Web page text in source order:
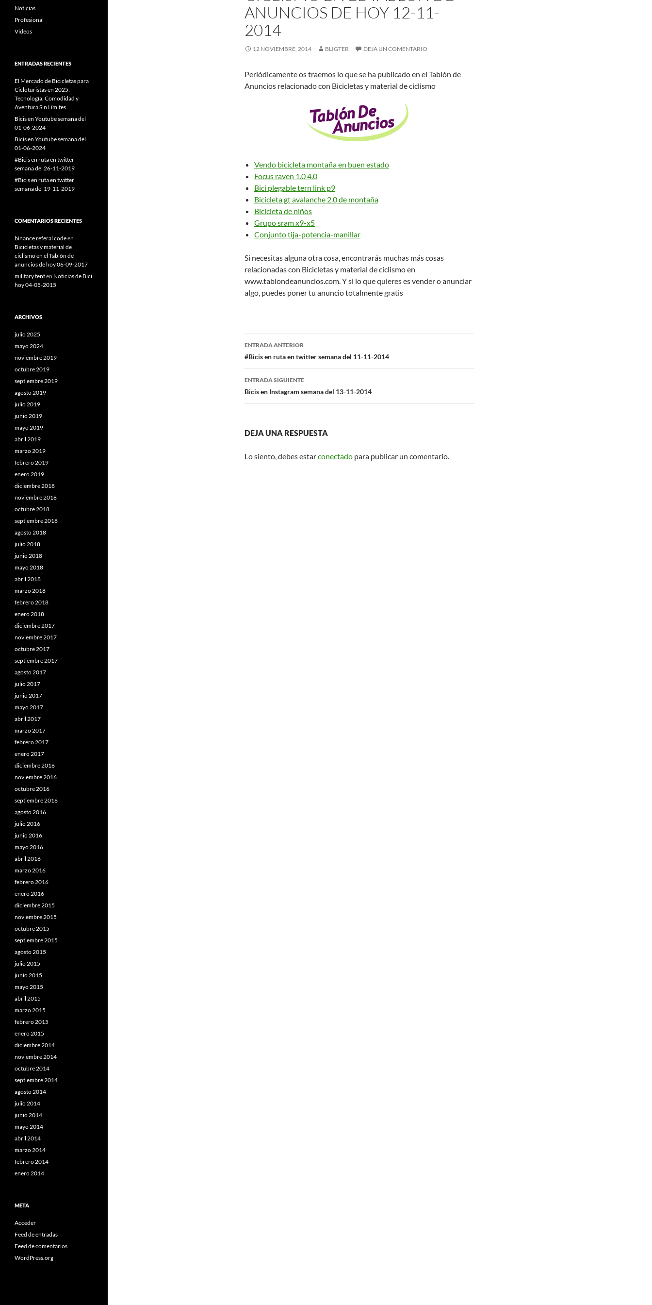
ANUNCIOS DE HOY 12-11-
2014
12 NOVIEMBRE, 2014 BLIGTER DEJA UN COMENTARIO
Periódicamente os traemos lo que se ha publicado en el Tablón de
Anuncios relacionado con Bicicletas y material de ciclismo
Vendo bicicleta montaña en buen estado
Focus raven 1.0 4.0
Bici plegable tern link p9
Bicicleta gt avalanche 2.0 de montaña
Bicicleta de niños
Grupo sram x9-x5
Conjunto tija-potencia-manillar
Si necesitas alguna otra cosa, encontrarás muchas más cosas
relacionadas con Bicicletas y material de ciclismo en
www.tablondeanuncios.com. Y si lo que quieres es vender o anunciar
algo, puedes poner tu anuncio totalmente gratis
Navegación
de
entradas
ENTRADA ANTERIOR
#Bicis en ruta en twitter semana del 11-11-2014
ENTRADA SIGUIENTE
Bicis en Instagram semana del 13-11-2014
DEJA UNA RESPUESTA
Lo siento, debes estarconectado para publicar un comentario.
Noticias
Profesional
Vídeos
ENTRADAS RECIENTES
El Mercado de Bicicletas para
Cicloturistas en 2025:
Tecnología, Comodidad y
Aventura Sin Límites
Bicis en Youtube semana del
01-06-2024
Bicis en Youtube semana del
01-06-2024
#Bicis en ruta en twitter
semana del 26-11-2019
#Bicis en ruta en twitter
semana del 19-11-2019
COMENTARIOS RECIENTES
binance referal codeen
Bicicletas y material de
ciclismo en el Tablón de
anuncios de hoy 06-09-2017
military tenten Noticias de Bici
hoy 04-05-2015
ARCHIVOS
julio 2025
mayo 2024
noviembre 2019
octubre 2019
septiembre 2019
agosto 2019
julio 2019
junio 2019
mayo 2019
abril 2019
marzo 2019
febrero 2019
enero 2019
diciembre 2018
noviembre 2018
octubre 2018
septiembre 2018
agosto 2018
julio 2018
junio 2018
mayo 2018
abril 2018
marzo 2018
febrero 2018
enero 2018
diciembre 2017
noviembre 2017
octubre 2017
septiembre 2017
agosto 2017
julio 2017
junio 2017
mayo 2017
abril 2017
marzo 2017
febrero 2017
enero 2017
diciembre 2016
noviembre 2016
octubre 2016
septiembre 2016
agosto 2016
julio 2016
junio 2016
mayo 2016
abril 2016
marzo 2016
febrero 2016
enero 2016
diciembre 2015
noviembre 2015
octubre 2015
septiembre 2015
agosto 2015
julio 2015
junio 2015
mayo 2015
abril 2015
marzo 2015
febrero 2015
enero 2015
diciembre 2014
noviembre 2014
octubre 2014
septiembre 2014
agosto 2014
julio 2014
junio 2014
mayo 2014
abril 2014
marzo 2014
febrero 2014
enero 2014
META
Acceder
Feed de entradas
Feed de comentarios
WordPress.org